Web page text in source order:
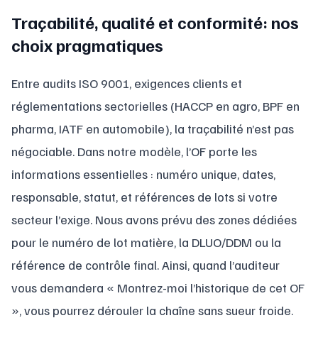
Traçabilité, qualité et conformité: nos
choix pragmatiques
Entre audits ISO 9001, exigences clients et
réglementations sectorielles (HACCP en agro, BPF en
pharma, IATF en automobile), la traçabilité n’est pas
négociable. Dans notre modèle, l’OF porte les
informations essentielles : numéro unique, dates,
responsable, statut, et références de lots si votre
secteur l’exige. Nous avons prévu des zones dédiées
pour le numéro de lot matière, la DLUO/DDM ou la
référence de contrôle final. Ainsi, quand l’auditeur
vous demandera « Montrez-moi l’historique de cet OF
», vous pourrez dérouler la chaîne sans sueur froide.